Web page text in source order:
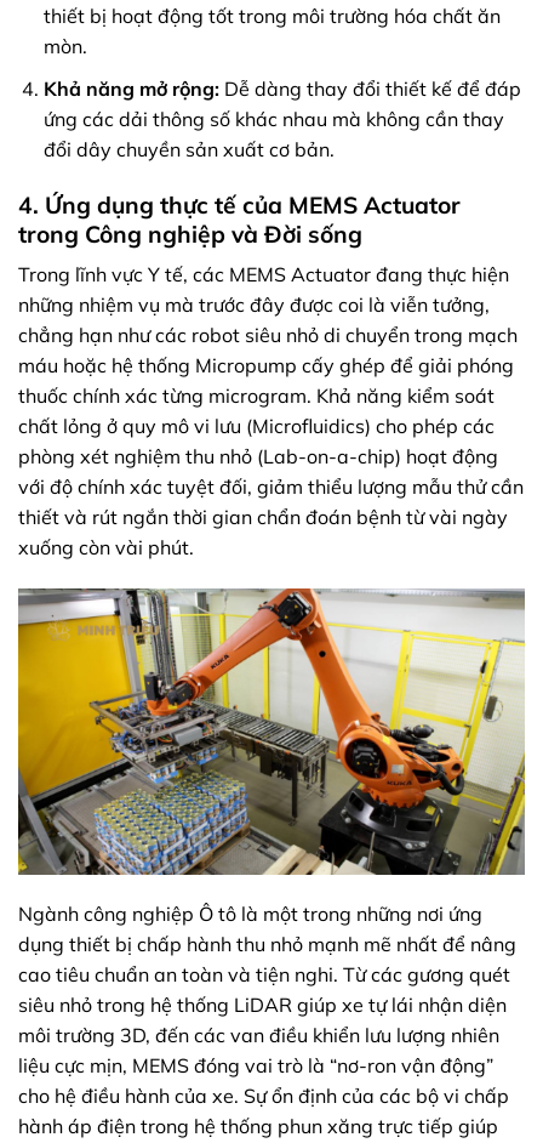
thiết bị hoạt động tốt trong môi trường hóa chất ăn
mòn.
Khả năng mở rộng:Dễ dàng thay đổi thiết kế để đáp
ứng các dải thông số khác nhau mà không cần thay
đổi dây chuyền sản xuất cơ bản.
4. Ứng dụng thực tế của MEMS Actuator
trong Công nghiệp và Đời sống
Trong lĩnh vực Y tế, các MEMS Actuator đang thực hiện
những nhiệm vụ mà trước đây được coi là viễn tưởng,
chẳng hạn như các robot siêu nhỏ di chuyển trong mạch
máu hoặc hệ thống Micropump cấy ghép để giải phóng
thuốc chính xác từng microgram. Khả năng kiểm soát
chất lỏng ở quy mô vi lưu (Microfluidics) cho phép các
phòng xét nghiệm thu nhỏ (Lab-on-a-chip) hoạt động
với độ chính xác tuyệt đối, giảm thiểu lượng mẫu thử cần
thiết và rút ngắn thời gian chẩn đoán bệnh từ vài ngày
xuống còn vài phút.
Ngành công nghiệp Ô tô là một trong những nơi ứng
dụng thiết bị chấp hành thu nhỏ mạnh mẽ nhất để nâng
cao tiêu chuẩn an toàn và tiện nghi. Từ các gương quét
siêu nhỏ trong hệ thống LiDAR giúp xe tự lái nhận diện
môi trường 3D, đến các van điều khiển lưu lượng nhiên
liệu cực mịn, MEMS đóng vai trò là “nơ-ron vận động”
cho hệ điều hành của xe. Sự ổn định của các bộ vi chấp
hành áp điện trong hệ thống phun xăng trực tiếp giúp